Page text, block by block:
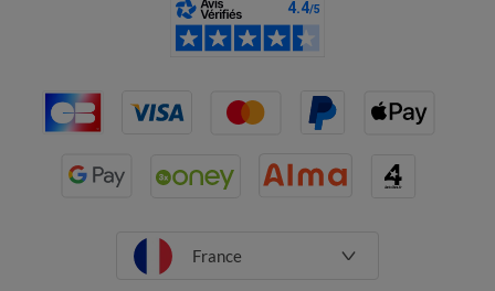
France